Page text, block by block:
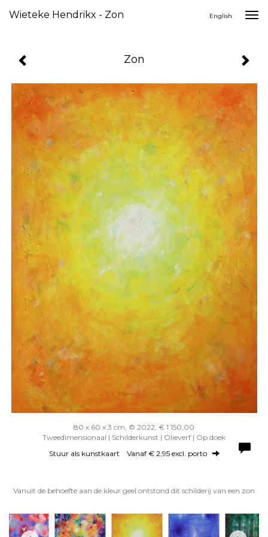
Wieteke Hendrikx - Zon English
Zon
80 x 60 x 3 cm, © 2022, € 1 150,00
Tweedimensionaal | Schilderkunst | Olieverf | Op doek
Stuur als kunstkaart Vanaf € 2,95 excl. porto
Vanuit de behoefte aan de kleur geel ontstond dit schilderij van een zon